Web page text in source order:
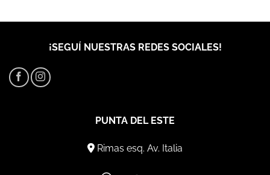
USD 462.USD 231.
¡SEGUÍ NUESTRAS REDES SOCIALES!
PUNTA DEL ESTE
Rimas esq. Av. Italia